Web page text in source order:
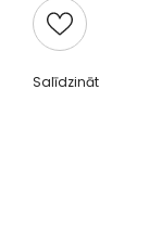
Salīdzināt